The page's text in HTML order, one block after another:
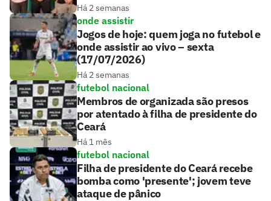
Há 2 semanas
onde assistir
Jogos de hoje: quem joga no futebol e
onde assistir ao vivo – sexta
(17/07/2026)
Há 2 semanas
futebol nacional
Membros de organizada são presos
por atentado à filha de presidente do
Ceará
Há 1 mês
futebol nacional
Filha de presidente do Ceará recebe
bomba como 'presente'; jovem teve
ataque de pânico